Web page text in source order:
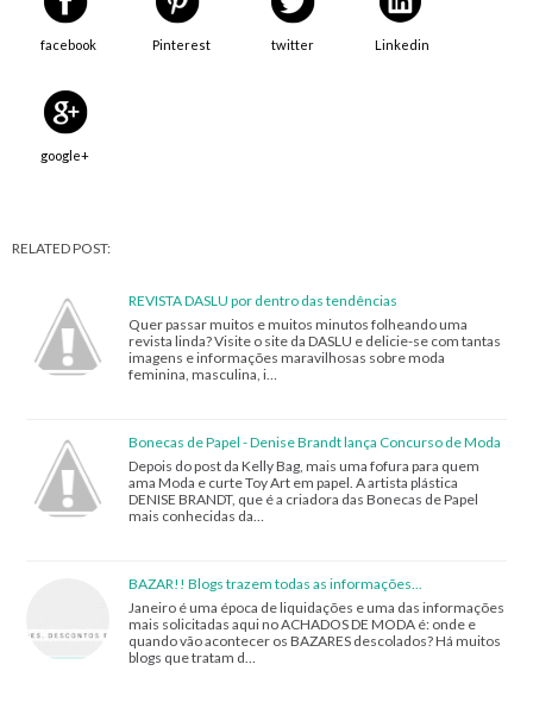
facebook Pinterest twitter Linkedin
google+
RELATED POST:
REVISTA DASLU por dentro das tendências
Quer passar muitos e muitos minutos folheando uma
revista linda? Visite o site da DASLU e delicie-se com tantas
imagens e informações maravilhosas sobre moda
feminina, masculina, i…
Bonecas de Papel - Denise Brandt lança Concurso de Moda
Depois do post da Kelly Bag, mais uma fofura para quem
ama Moda e curte Toy Art em papel. A artista plástica
DENISE BRANDT, que é a criadora das Bonecas de Papel
mais conhecidas da…
BAZAR!! Blogs trazem todas as informações...
Janeiro é uma época de liquidações e uma das informações
mais solicitadas aqui no ACHADOS DE MODA é: onde e
quando vão acontecer os BAZARES descolados? Há muitos
blogs que tratam d…